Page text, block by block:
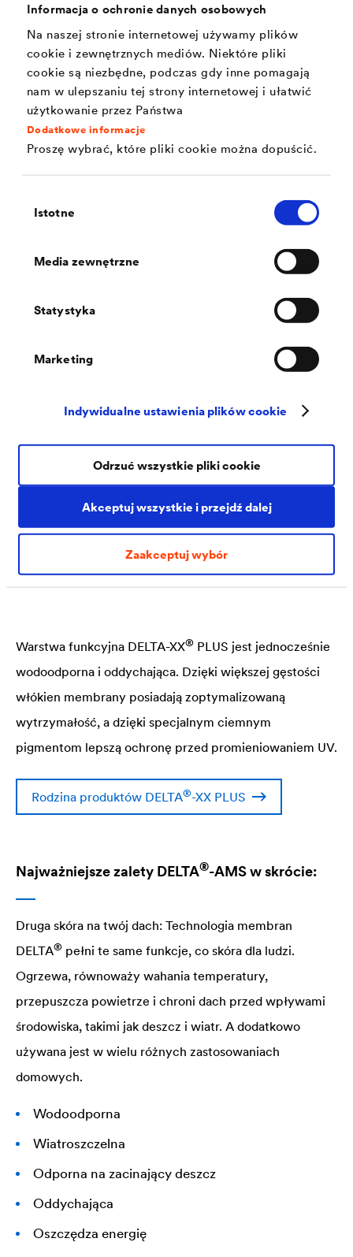
Informacja o ochronie danych osobowych
Na naszej stronie internetowej używamy plików
cookie i zewnętrznych mediów. Niektóre pliki
cookie są niezbędne, podczas gdy inne pomagają
nam w ulepszaniu tej strony internetowej i ułatwić
użytkowanie przez Państwa
Dodatkowe informacje
Proszę wybrać, które pliki cookie można dopuścić.
zgody
Istotne
Media zewnętrzne
Statystyka
Marketing
Indywidualne ustawienia plików cookie
Akceptuj wszystkie i przejdź dalej
Zaakceptuj wybór
Odrzuć wszystkie pliki cookie
DELTA® -AMS dla membranDELTA®-FOXX
Wysoce odporna powłoka akrylowa
woda deszczowa może być bardzo szybko
Warstwa funkcyjna DELTA-XX® PLUS jest jednocześnie
wodoodporna i oddychająca. Dzięki większej gęstości
włókien membrany posiadają zoptymalizowaną
wytrzymałość, a dzięki specjalnym ciemnym
pigmentom lepszą ochronę przed promieniowaniem UV.
Rodzina produktów DELTA®-XX PLUS
Najważniejsze zalety DELTA®-AMS w skrócie:
Druga skóra na twój dach: Technologia membran
DELTA® pełni te same funkcje, co skóra dla ludzi.
Ogrzewa, równoważy wahania temperatury,
przepuszcza powietrze i chroni dach przed wpływami
środowiska, takimi jak deszcz i wiatr. A dodatkowo
używana jest w wielu różnych zastosowaniach
domowych.
Wodoodporna
Wiatroszczelna
Odporna na zacinający deszcz
Oddychająca
Oszczędza energię